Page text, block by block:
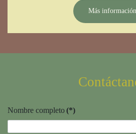
Más información
Nombre completo(*)